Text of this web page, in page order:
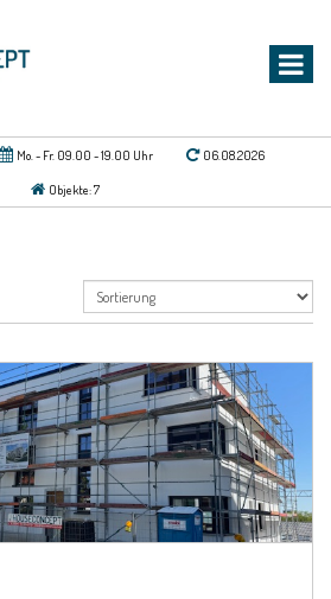
Mo. - Fr. 09.00 - 19.00 Uhr 06.08.2026
Objekte: 7